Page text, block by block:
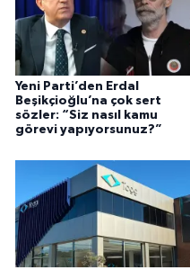
Yeni Parti’den Erdal
Beşikçioğlu’na çok sert
sözler: “Siz nasıl kamu
görevi yapıyorsunuz?”